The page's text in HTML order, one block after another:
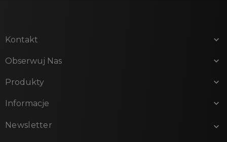
Kontakt 
Obserwuj Nas 
Produkty 
Informacje 
Newsletter 